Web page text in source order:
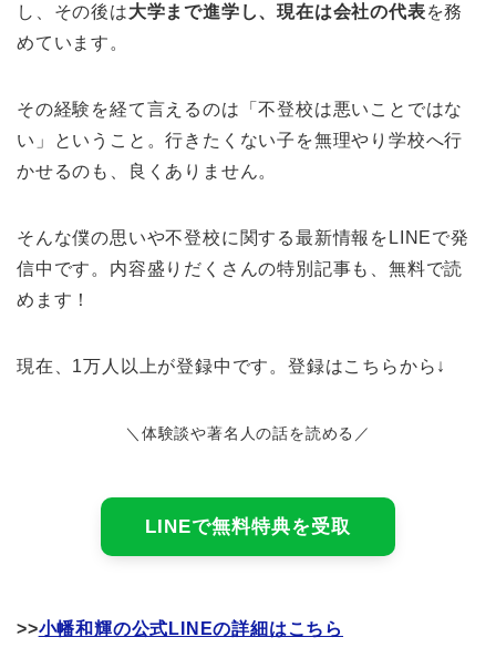
し、その後は大学まで進学し、現在は会社の代表を務
めています。
その経験を経て言えるのは「不登校は悪いことではな
い」ということ。行きたくない子を無理やり学校へ行
かせるのも、良くありません。
そんな僕の思いや不登校に関する最新情報をLINEで発
信中です。内容盛りだくさんの特別記事も、無料で読
めます！
現在、1万人以上が登録中です。登録はこちらから↓
＼体験談や著名人の話を読める／
LINEで無料特典を受取
>>小幡和輝の公式LINEの詳細はこちら